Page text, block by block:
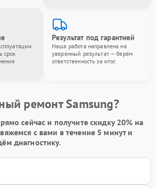
срок
Результат под гарантией
Наша работа направлена на
уверенный результат — берём
ответственность за итог.
ремонт Samsung?
сейчас и получите скидку 20% на
с вами в течение 5 минут и
диагностику.